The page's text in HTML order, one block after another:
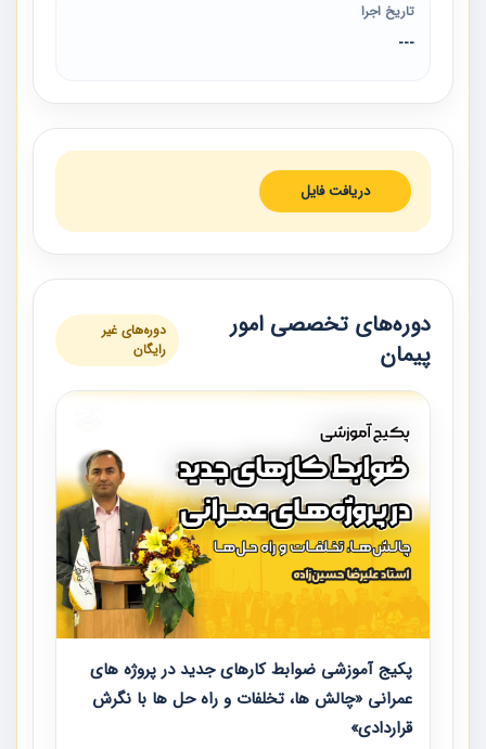
تاریخ اجرا
---
دریافت فایل
دوره‌های تخصصی امور
پیمان
دوره‌های غیر
رایگان
پکیج آموزشی ضوابط کارهای جدید در پروژه های
عمرانی «چالش ها، تخلفات و راه حل ها با نگرش
قراردادی»